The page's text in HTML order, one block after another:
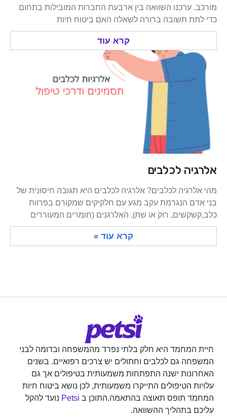
מורכב. ערכנו השוואה בין ארבעת החברות המובילות בתחום
כדי לתת תשובה ברורה לשאלה האם ביטוח חיות
קרא עוד
אלרגיה לכלבים
מהי אלרגיה לכלבים? אלרגיה לכלבים היא תגובה חיסונית של
בני אדם הנגרמת עקב מגע עם חלקיקים שמקורם בפרוות
כלב,קשקשים, רוק או שתן. האלרגנים (חומרים המעוררים
קרא עוד »
חיית המחמד היא חלק בלתי נפרד מהמשפחה ובדומה לבני
המשפחה גם לכלבים וחתולים יש צרכים רפואיים. בשנים
האחרונות ישנה התפתחות משמעותית בטיפולים אך גם
עלויות הטיפולים התייקרו משמעותית, לכן נושא ביטוח חיות
המחמד תופס תאוצה בהתאמה.התוכן ב Petsi נועד להקל
עליכם בתהליך ההשוואה.